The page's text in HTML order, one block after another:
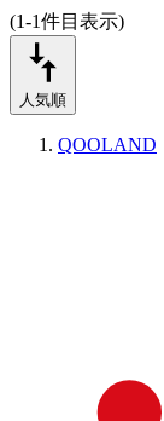
(1-1件目表示)
人気順
QOOLAND